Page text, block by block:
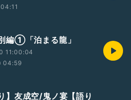
04:11
編①「泊まる龍」
11:00:04
04:59
】友成空/鬼ノ宴【語り